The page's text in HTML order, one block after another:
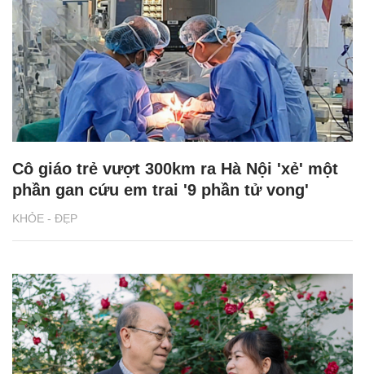
KHỎE - ĐẸP
Cô giáo trẻ vượt 300km ra Hà Nội 'xẻ' một
phần gan cứu em trai '9 phần tử vong'